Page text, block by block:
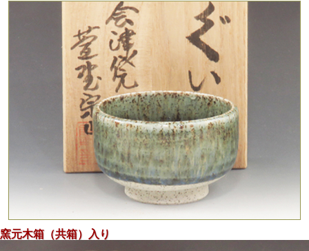
土の鉄分と緑釉が創る景色が温か味を醸し出す民芸調のぐい
窯元木箱（共箱）入り